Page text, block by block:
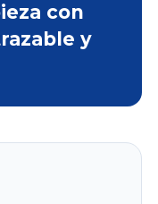
con
y